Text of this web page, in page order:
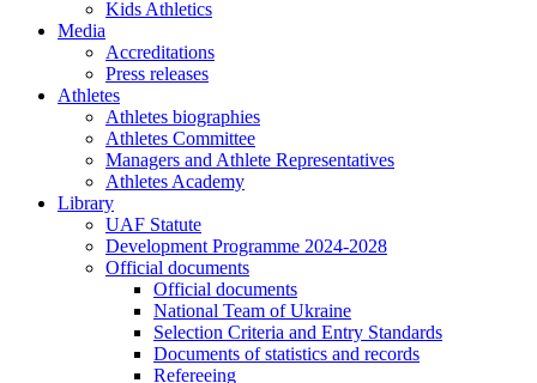
Kids Athletics
Media
Accreditations
Press releases
Athletes
Athletes biographies
Athletes Committee
Managers and Athlete Representatives
Athletes Academy
Library
UAF Statute
Development Programme 2024-2028
Official documents
Official documents
National Team of Ukraine
Selection Criteria and Entry Standards
Documents of statistics and records
Refereeing